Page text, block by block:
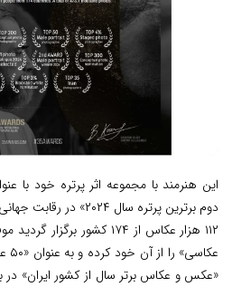
این هنرمند با مجموعه اثر پرتره خود با
۱۱۲ هزار عکاس از ۱۷۴ کشور
«عکس و عکاس برتر سال از کشور ایران»